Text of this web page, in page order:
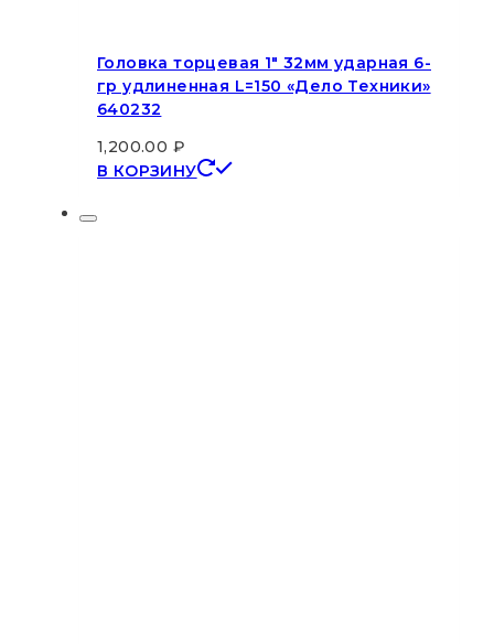
Головка торцевая 1″ 32мм ударная 6-
гр удлиненная L=150 «Дело Техники»
640232
1,200.00 ₽
В КОРЗИНУ